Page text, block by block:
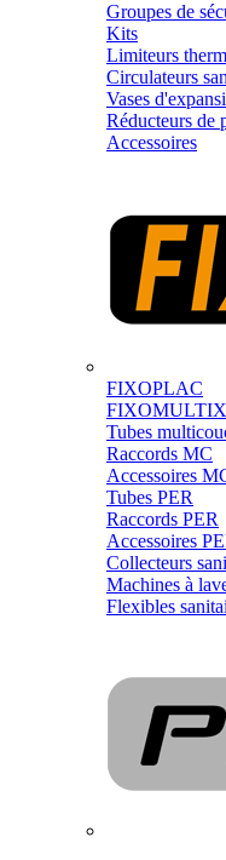
Groupes de
Kits
Limiteurs
Circulateurs
Vases
Réducteurs de
Accessoires
FIXOPLAC
FIXOMULTIX
Tubes
Raccords MC
Accessoires
Tubes PER
Raccords PER
Accessoires
Collecteurs
Machines à
Flexibles